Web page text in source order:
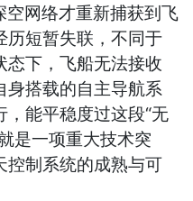
网络才重新捕获到飞
历短暂失联，不同于
态下，飞船无法接收
身搭载的自主导航系
能平稳度过这段“无
是一项重大技术突
控制系统的成熟与可